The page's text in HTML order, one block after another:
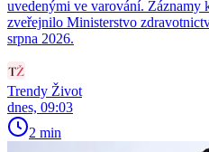
uvedenými ve varování.
zveřejnilo Ministerstvo
srpna 2026.
Trendy Život
dnes, 09:03
2 min